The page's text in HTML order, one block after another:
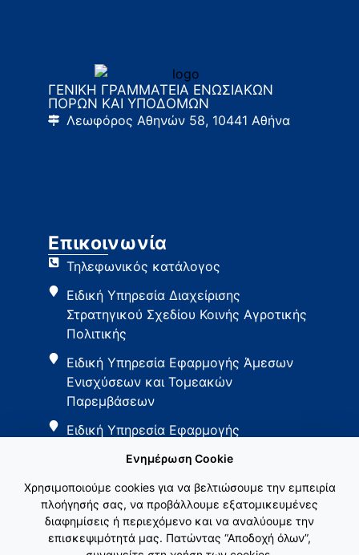
ΓΕΝΙΚΗ ΓΡΑΜΜΑΤΕΙΑ ΕΝΩΣΙΑΚΩΝ
ΠΟΡΩΝ ΚΑΙ ΥΠΟΔΟΜΩΝ
Λεωφόρος Αθηνών 58, 10441 Αθήνα
Επικοινωνία
Τηλεφωνικός κατάλογος
Ειδική Υπηρεσία Διαχείρισης
Στρατηγικού Σχεδίου Κοινής Αγροτικής
Πολιτικής
Ειδική Υπηρεσία Εφαρμογής Άμεσων
Ενισχύσεων και Τομεακών
Παρεμβάσεων
Ειδική Υπηρεσία Εφαρμογής
Ενημέρωση Cookie
Χρησιμοποιούμε cookies για να βελτιώσουμε την εμπειρία
πλοήγησής σας, να προβάλλουμε εξατομικευμένες
διαφημίσεις ή περιεχόμενο και να αναλύουμε την
επισκεψιμότητά μας. Πατώντας “Αποδοχή όλων”,